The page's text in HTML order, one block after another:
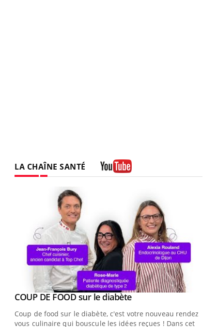
LA CHAÎNE SANTÉ
Youtube
COUP DE FOOD sur le diabèteYoutube
Coup de food sur le diabète, c'est votre nouveau rendez-
vous culinaire qui bouscule les idées reçues ! Dans cet
Youtube
Quand l’entreprise mise sur le bien être global
"Les rendez-vous de la santé et de la qualité de vie au
travail" de Pourquoi Docteur reçoivent Régis Blugeon,